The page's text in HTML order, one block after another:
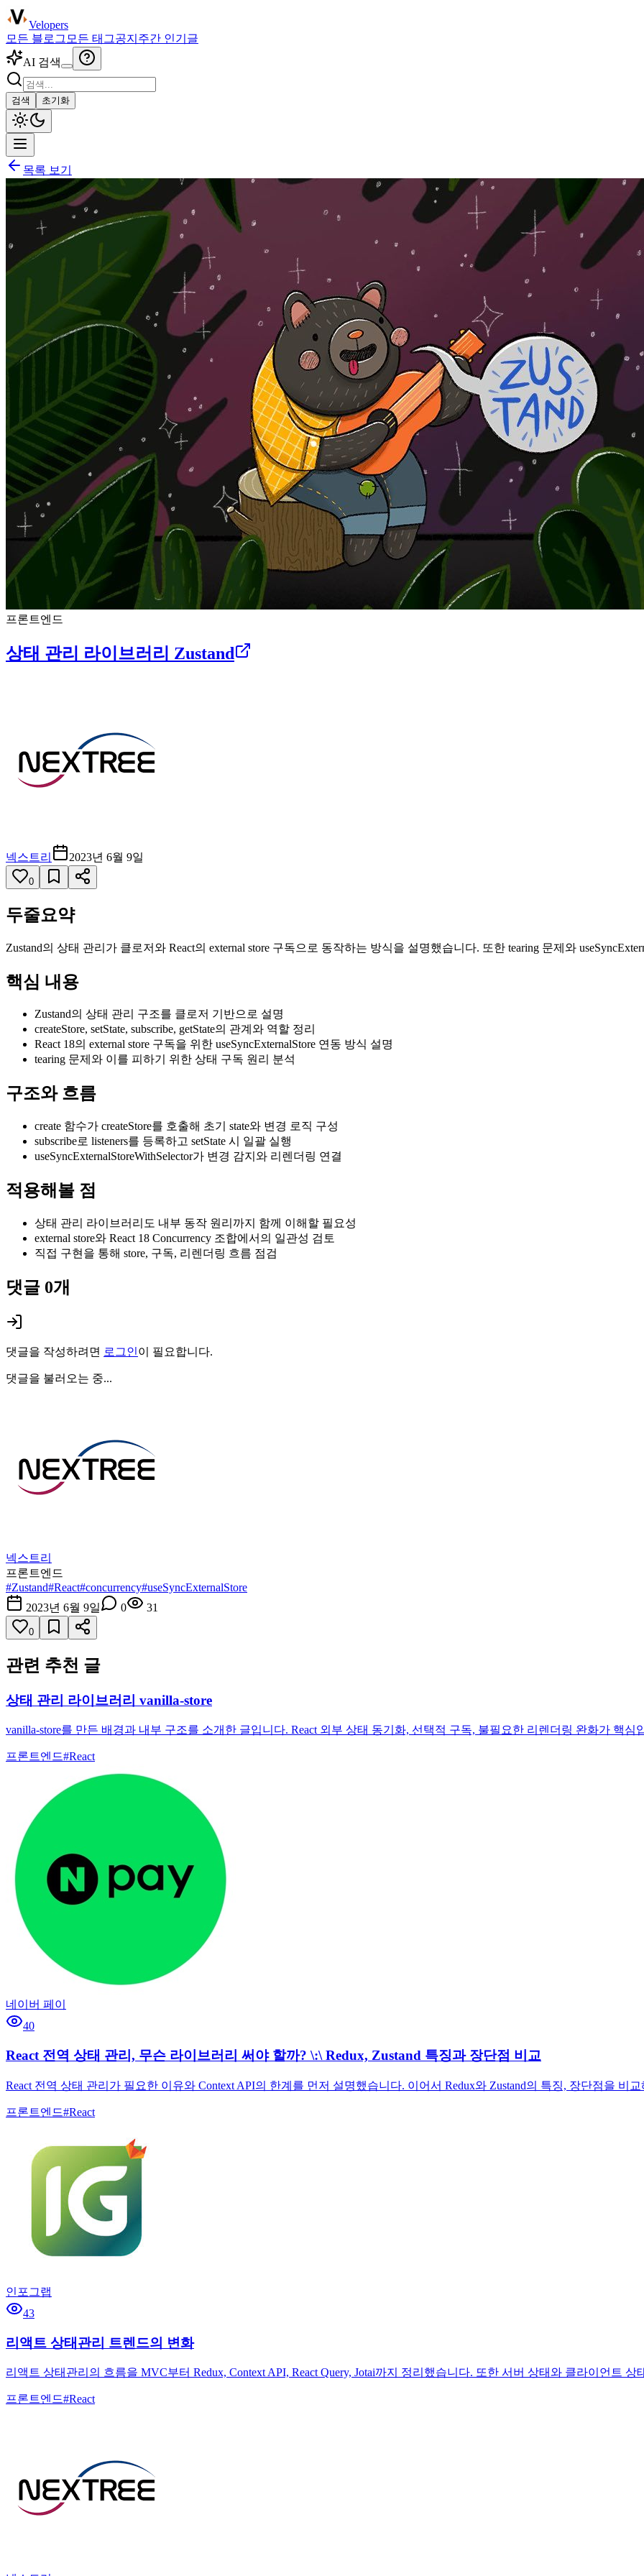
Velopers
모든 블로그 모든 태그공지 주간 인기글
AI 검색
검색 초기화
목록 보기
프론트엔드
상태 관리 라이브러리 Zustand
넥스트리 2023년 6월 9일
0
두줄요약
Zustand의 상태 관리가 클로저와 React의 external store 구독으로 동작하는 방식을 설명했습니다. 또한 tearing 문제와
핵심 내용
Zustand의 상태 관리 구조를 클로저 기반으로 설명
createStore, setState, subscribe, getState의 관계와 역할 정리
React 18의 external store 구독을 위한 useSyncExternalStore 연동 방식 설명
tearing 문제와 이를 피하기 위한 상태 구독 원리 분석
구조와 흐름
create 함수가 createStore를 호출해 초기 state와 변경 로직 구성
subscribe로 listeners를 등록하고 setState 시 일괄 실행
useSyncExternalStoreWithSelector가 변경 감지와 리렌더링 연결
적용해볼 점
상태 관리 라이브러리도 내부 동작 원리까지 함께 이해할 필요성
external store와 React 18 Concurrency 조합에서의 일관성 검토
직접 구현을 통해 store, 구독, 리렌더링 흐름 점검
댓글 0개
댓글을 작성하려면 로그인이 필요합니다.
댓글을 불러오는 중...
넥스트리
프론트엔드
#Zustand#React#concurrency#useSyncExternalStore
2023년 6월 9일
0 31
0
관련 추천 글
상태 관리 라이브러리 vanilla-store
vanilla-store를 만든 배경과 내부 구조를 소개한 글입니다. React 외부 상태 동기화, 선택적 구독, 불필요한 리렌더링 완화가 핵심
프론트엔드#React
네이버 페이
40
React 전역 상태 관리, 무슨 라이브러리 써야 할까? \:\ Redux, Zustand 특징과 장단점 비교
React 전역 상태 관리가 필요한 이유와 Context API의 한계를 먼저 설명했습니다. 이어서 Redux와 Zustand의 특징, 장단점을 비
프론트엔드#React
인포그랩
43
리액트 상태관리 트렌드의 변화
리액트 상태관리의 흐름을 MVC부터 Redux, Context API, React Query, Jotai까지 정리했습니다. 또한 서버 상태와 클라이언트
프론트엔드#React